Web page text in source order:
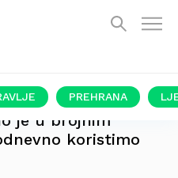
PREHRANA
je u brojnim
koristimo